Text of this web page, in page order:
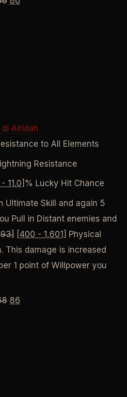
Airidah
to All Elements
Resistance
- 11.0 ]% Lucky Hit Chance
Ultimate Skill and again 5
Pull in Distant enemies and
[400 - 1,601] Physical
This damage is increased
1 point of Willpower you
86